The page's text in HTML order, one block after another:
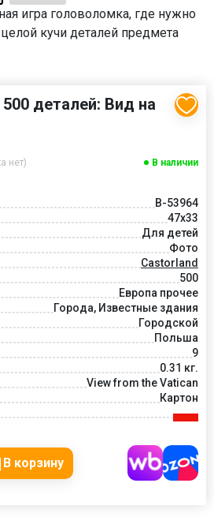
игра головоломка, где нужно
кучи деталей предмета
деталей: Вид на
нет) В наличии
B-53964
47x33
Для детей
Фото
Castorland
500
Европа прочее
Города, Известные здания
Городской
Польша
9
0.31 кг.
View from the Vatican
Картон
В корзину